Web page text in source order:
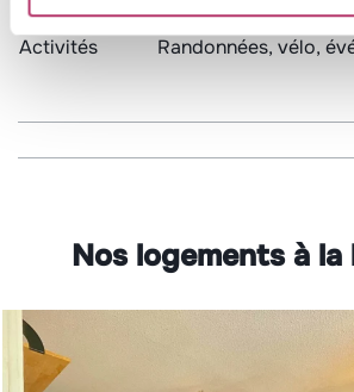
Altitude
1 200 m
Activités
Randonnées, vélo,
Nos logements à la